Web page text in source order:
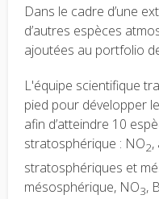
Dans le cadre d’une
d’autres espèces
ajoutées au portfolio
L'équipe scientifique
pied pour développer
afin d’atteindre 10
stratosphérique : NO2,
stratosphériques et
mésosphérique, NO3,